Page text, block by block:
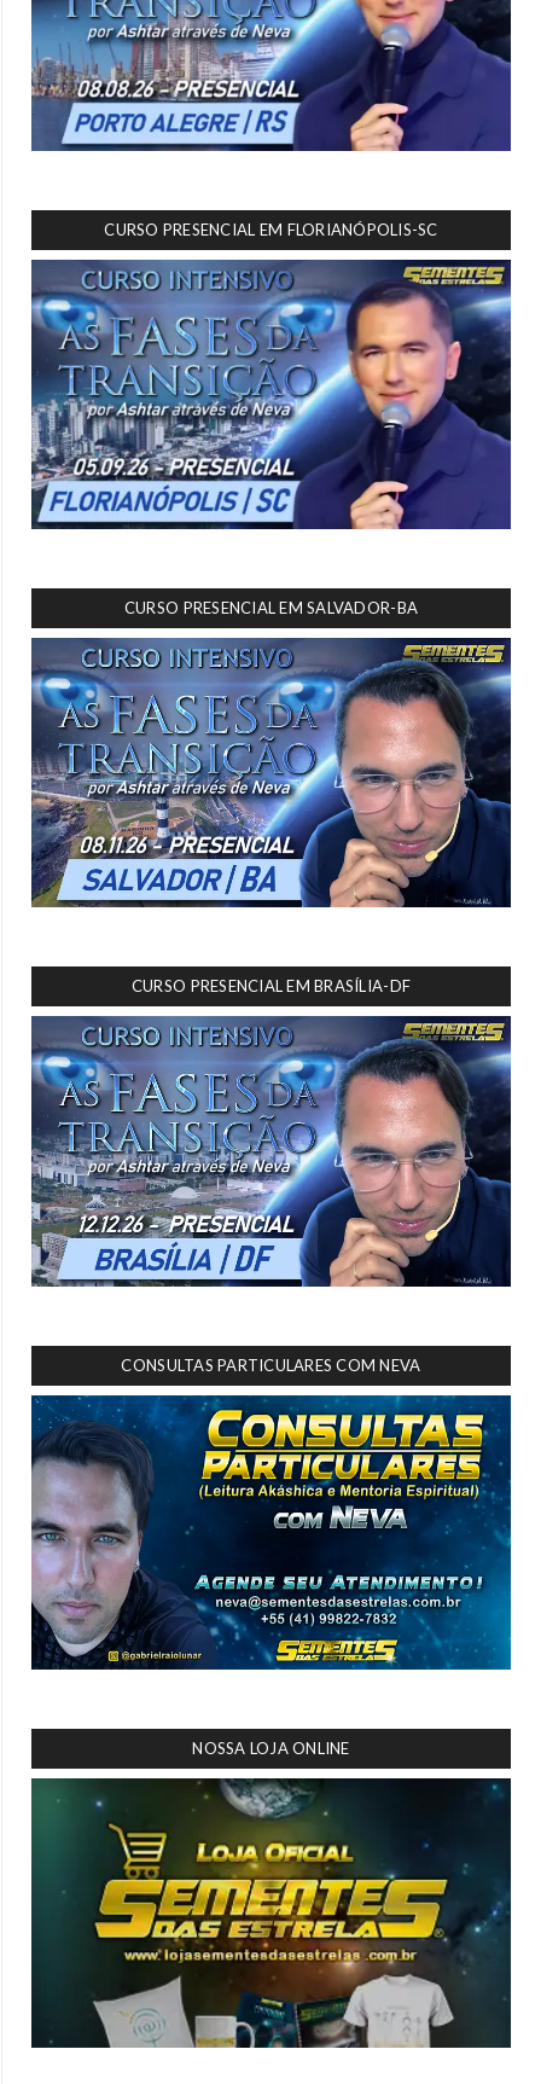
CURSO PRESENCIAL EM FLORIANÓPOLIS-SC
CURSO PRESENCIAL EM SALVADOR-BA
CURSO PRESENCIAL EM BRASÍLIA-DF
CONSULTAS PARTICULARES COM NEVA
NOSSA LOJA ONLINE